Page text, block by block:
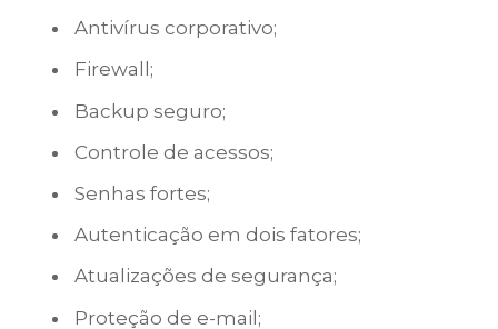
Antivírus corporativo;
Firewall;
Backup seguro;
Controle de acessos;
Senhas fortes;
Autenticação em dois fatores;
Atualizações de segurança;
Proteção de e-mail;